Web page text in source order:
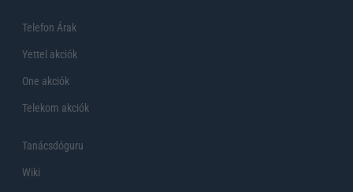
Telefon Árak
Yettel akciók
One akciók
Telekom akciók
Tanácsdóguru
Wiki